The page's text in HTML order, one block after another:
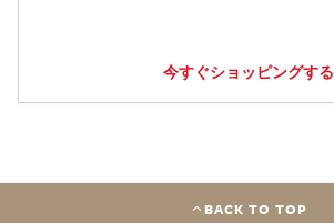
今すぐショッピングする
BACK TO TOP